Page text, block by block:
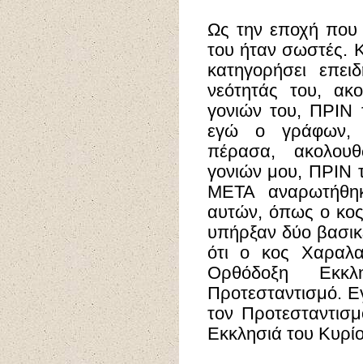
Ως την εποχή που
του ήταν σωστές.
κατηγορήσει
νεότητάς του,
γονιών του, ΠΡΙΝ
εγώ ο γράφων,
πέρασα,
γονιών μου, ΠΡΙΝ
ΜΕΤΑ
αυτών, όπως ο
υπήρξαν δύο
ότι ο κος
Ορθόδοξη
Προτεσταντισμό.
τον
Εκκλησιά του